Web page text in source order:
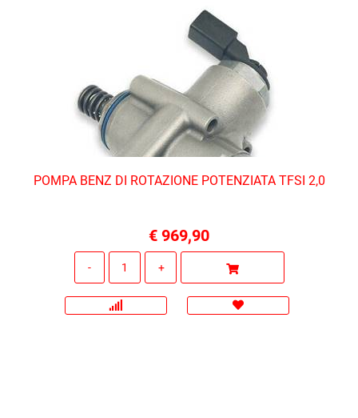
POMPA BENZ DI ROTAZIONE POTENZIATA TFSI 2,0
€ 969,90